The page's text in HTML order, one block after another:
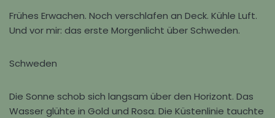
Frühes Erwachen. Noch verschlafen an Deck. Kühle Luft.
Und vor mir: das erste Morgenlicht über Schweden.
Schweden
Die Sonne schob sich langsam über den Horizont. Das
Wasser glühte in Gold und Rosa. Die Küstenlinie tauchte